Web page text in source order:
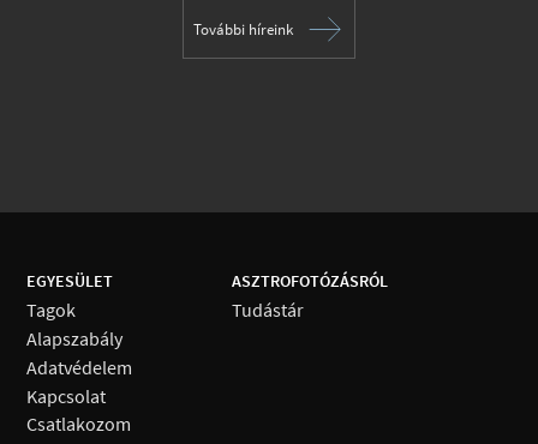
További híreink
EGYESÜLET
Tagok
Alapszabály
Adatvédelem
Kapcsolat
Csatlakozom
ASZTROFOTÓZÁSRÓL
Tudástár